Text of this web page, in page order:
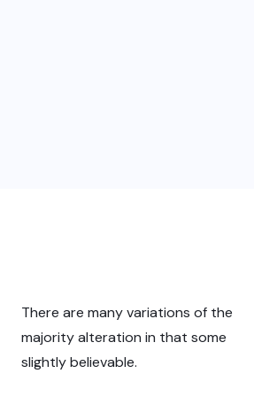
There are many variations of the
majority alteration in that some
slightly believable.